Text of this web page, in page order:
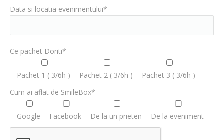
Data si locatia evenimentului*
Ce pachet Doriti*
Pachet 1 ( 3/6h ) Pachet 2 ( 3/6h )
Pachet 3 ( 3/6h )
Cum ai aflat de SmileBox*
Google Facebook De la un prieten De la eveniment